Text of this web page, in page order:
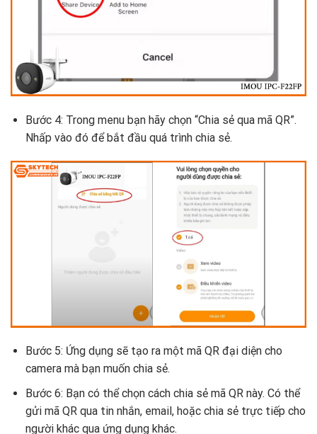
Bước 4: Trong menu bạn hãy chọn “Chia sẻ qua mã QR”.
Nhấp vào đó để bắt đầu quá trình chia sẻ.
Bước 5: Ứng dụng sẽ tạo ra một mã QR đại diện cho
camera mà bạn muốn chia sẻ.
Bước 6: Bạn có thể chọn cách chia sẻ mã QR này. Có thể
gửi mã QR qua tin nhắn, email, hoặc chia sẻ trực tiếp cho
người khác qua ứng dụng khác.